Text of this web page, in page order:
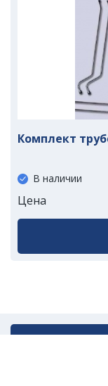
Комплект
В наличии
Цена